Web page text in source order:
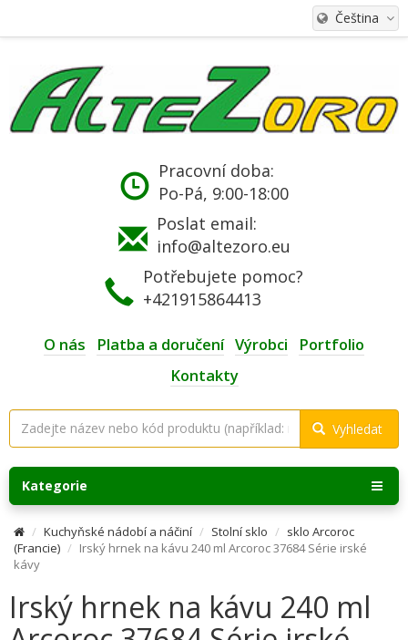
Čeština
Pracovní doba:
Po-Pá, 9:00-18:00
Poslat email:
info@altezoro.eu
Potřebujete pomoc?
+421915864413
O nás Platba a doručení Výrobci
Portfolio
Kontakty
Vyhledat
Kategorie
Kuchyňské nádobí a náčiní Stolní sklo
sklo Arcoroc
(Francie)
Irský hrnek na kávu 240 ml Arcoroc 37684 Série irské
kávy
Irský hrnek na kávu 240 ml